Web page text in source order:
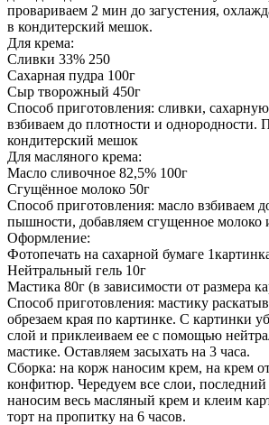
провариваем 2 мин до загустения,
в кондитерский мешок.
Для крема:
Сливки 33% 250
Сахарная пудра 100г
Сыр творожный 450г
Способ приготовления: сливки,
взбиваем до плотности и однородности.
кондитерский мешок
Для масляного крема:
Масло сливочное 82,5% 100г
Сгущённое молоко 50г
Способ приготовления: масло взбиваем
пышности, добавляем сгущенное молоко
Оформление:
Фотопечать на сахарной бумаге
Нейтральный гель 10г
Мастика 80г (в зависимости от размера
Способ приготовления: мастику
обрезаем края по картинке. С картинки
слой и приклеиваем ее с помощью
мастике. Оставляем засыхать на 3 часа.
Сборка: на корж наносим крем, на крем
конфитюр. Чередуем все слои,
наносим весь масляный крем и клеим
торт на пропитку на 6 часов.